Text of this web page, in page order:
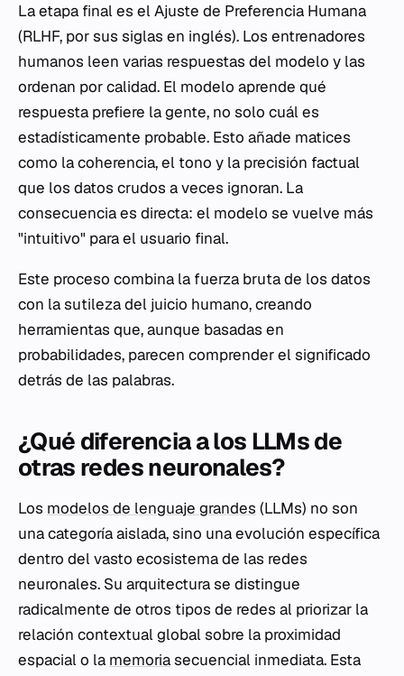
La etapa final es el Ajuste de Preferencia Humana
(RLHF, por sus siglas en inglés). Los entrenadores
humanos leen varias respuestas del modelo y las
ordenan por calidad. El modelo aprende qué
respuesta prefiere la gente, no solo cuál es
estadísticamente probable. Esto añade matices
como la coherencia, el tono y la precisión factual
que los datos crudos a veces ignoran. La
consecuencia es directa: el modelo se vuelve más
"intuitivo" para el usuario final.
Este proceso combina la fuerza bruta de los datos
con la sutileza del juicio humano, creando
herramientas que, aunque basadas en
probabilidades, parecen comprender el significado
detrás de las palabras.
¿Qué diferencia a los LLMs de
otras redes neuronales?
Los modelos de lenguaje grandes (LLMs) no son
una categoría aislada, sino una evolución específica
dentro del vasto ecosistema de las redes
neuronales. Su arquitectura se distingue
radicalmente de otros tipos de redes al priorizar la
relación contextual global sobre la proximidad
espacial o la memoriasecuencial inmediata. Esta